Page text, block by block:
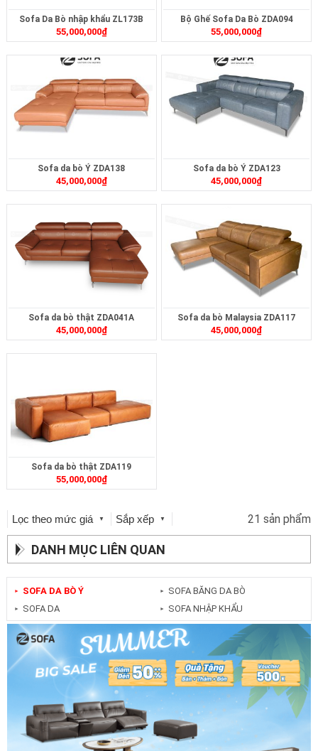
Sofa Da Bò nhập khẩu ZL173B
55,000,000₫
Bộ Ghế Sofa Da Bò ZDA094
55,000,000₫
Sofa da bò Ý ZDA138
45,000,000₫
Sofa da bò Ý ZDA123
45,000,000₫
Sofa da bò thật ZDA041A
45,000,000₫
Sofa da bò Malaysia ZDA117
45,000,000₫
Sofa da bò thật ZDA119
55,000,000₫
Lọc theo mức giá ▼ Sắp xếp ▼ 21 sản phẩm
DANH MỤC LIÊN QUAN
► SOFA DA BÒ Ý
► SOFA DA
► SOFA BĂNG DA BÒ
► SOFA NHẬP KHẨU